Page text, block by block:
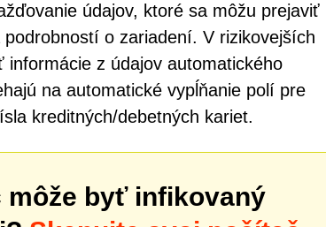
údajov, ktoré sa môžu prejaviť
o zariadení. V rizikovejších
z údajov automatického
na automatické vypĺňanie polí pre
kreditných/debetných kariet.
môže byť infikovaný